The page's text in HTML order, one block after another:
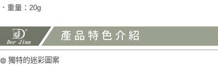
．重量：20g
◍ 獨特的迷彩圖案